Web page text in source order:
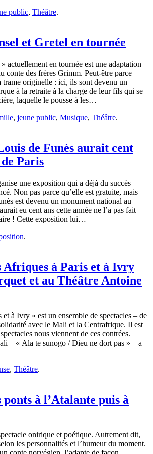
public, Théâtre.
et Gretel en tournée
actuellement en tournée est une adaptation
conte des frères Grimm. Peut-être parce
trame originelle : ici, ils sont devenu un
à la retraite à la charge de leur fils qui se
laquelle le pousse à les…
, jeune public, Musique, Théâtre.
de Funès aurait cent
Paris
une exposition qui a déjà du succès
Non pas parce qu’elle est gratuite, mais
est devenu un monument national au
eu cent ans cette année ne l’a pas fait
! Cette exposition lui…
.
Afriques à Paris et à Ivry
et au Théâtre Antoine
à Ivry » est un ensemble de spectacles – de
avec le Mali et la Centrafrique. Il est
nous viennent de ces contrées.
– « Ala te sunogo / Dieu ne dort pas » – a
, Théâtre.
à l’Atalante puis à
onirique et poétique. Autrement dit,
les personnalités et l’humeur du moment.